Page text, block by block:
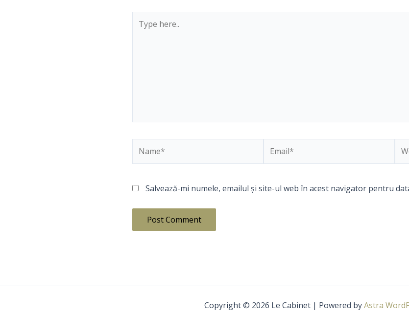
here..
Salvează-mi numele, emailul și site-ul web în acest navigator pentru
Copyright © 2026 Le Cabinet | Powered byAstra